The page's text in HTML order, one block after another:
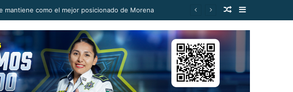
mantiene como el mejor posicionado de Morena Publicación al
Barra lateral